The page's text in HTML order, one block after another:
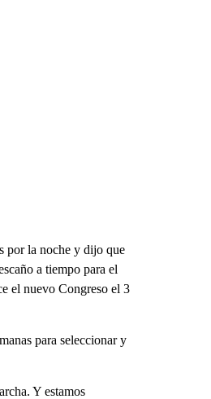
por la noche y dijo que
a tiempo para el
el nuevo Congreso el 3
para seleccionar y
Y estamos